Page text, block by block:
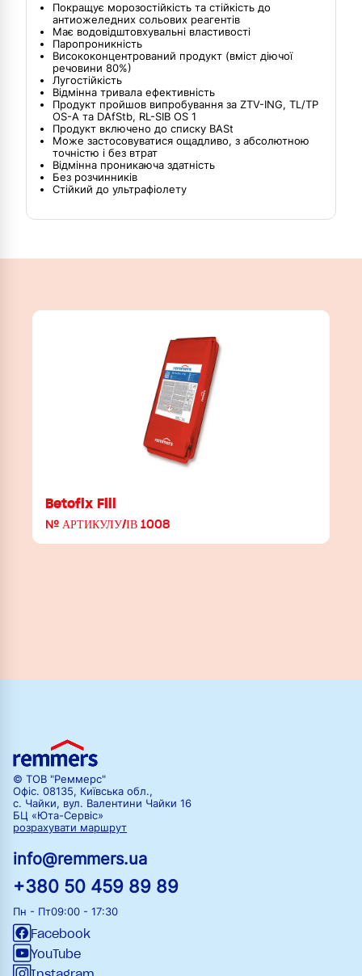
Покращує морозостійкість та стійкість до
антиожеледних сольових реагентів
Має водовідштовхувальні властивості
Паропроникність
Висококонцентрований продукт (вміст діючої
речовини 80%)
Лугостійкість
Відмінна тривала ефективність
Продукт пройшов випробування за ZTV-ING, TL/TP
OS-A та DAfStb, RL-SIB OS 1
Продукт включено до списку BASt
Може застосовуватися ощадливо, з абсолютною
точністю і без втрат
Відмінна проникаюча здатність
Без розчинників
Стійкий до ультрафіолету
Betofix Fill
№ АРТИКУЛУ/ІВ 1008
© ТОВ "Реммерс"
Офіс. 08135, Київська обл.,
с. Чайки, вул. Валентини Чайки 16
БЦ «Юта-Сервіс»
розрахувати маршрут
info@remmers.ua
+380 50 459 89 89
Пн - Пт09:00 - 17:30
Facebook
YouTube